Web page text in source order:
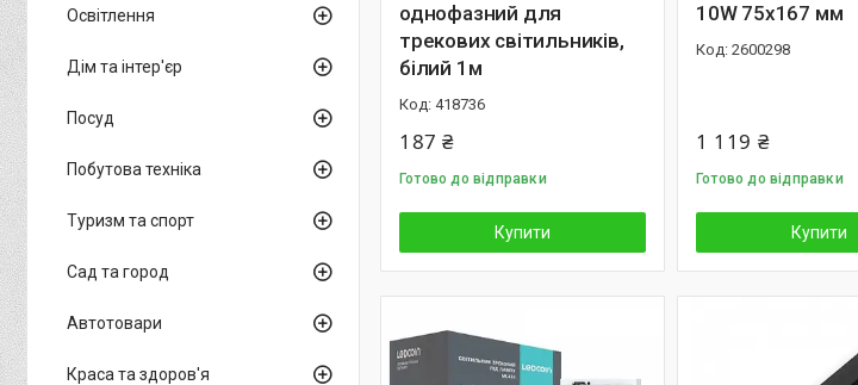
однофазний для
трекових свiтильникiв,
бiлий 1м
418736
187 ₴
Готово до відправки
Купити
10W 75х167 мм
2600298
1 119 ₴
Готово до відправки
Купити
Освітлення
Дім та інтер'єр
Посуд
Побутова техніка
Туризм та спорт
Сад та город
Автотовари
Краса та здоров'я